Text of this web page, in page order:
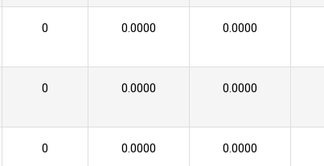
0 0.0000 0.0000
0 0.0000 0.0000
0 0.0000 0.0000